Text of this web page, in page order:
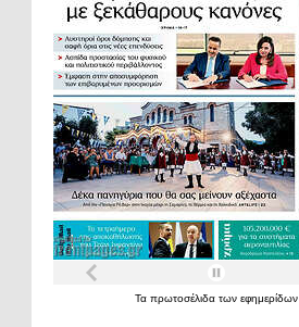
Τα πρωτοσέλιδα των εφημερίδων